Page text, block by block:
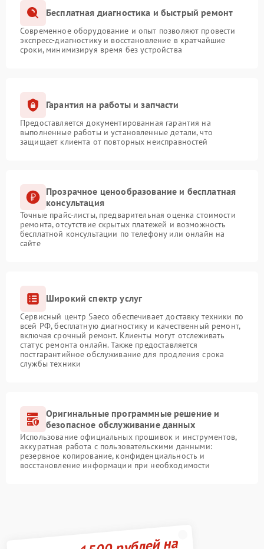
Бесплатная диагностика и быстрый ремонт
Современное оборудование и опыт позволяют провести
экспресс-диагностику и восстановление в кратчайшие
сроки, минимизируя время без устройства
Гарантия на работы и запчасти
Предоставляется документированная гарантия на
выполненные работы и установленные детали, что
защищает клиента от повторных неисправностей
Прозрачное ценообразование и бесплатная
консультация
Точные прайс-листы, предварительная оценка стоимости
ремонта, отсутствие скрытых платежей и возможность
бесплатной консультации по телефону или онлайн на
сайте
Широкий спектр услуг
Сервисный центр Saeco обеспечивает доставку техники по
всей РФ, бесплатную диагностику и качественный ремонт,
включая срочный ремонт. Клиенты могут отслеживать
статус ремонта онлайн. Также предоставляется
постгарантийное обслуживание для продления срока
службы техники
Оригинальные программные решение и
безопасное обслуживание данных
Использование официальных прошивок и инструментов,
аккуратная работа с пользовательскими данными:
резервное копирование, конфиденциальность и
восстановление информации при необходимости